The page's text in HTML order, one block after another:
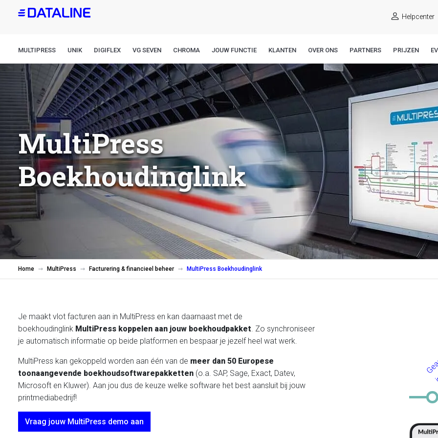
Overslaan
inhoud
gaan
Helpcenter
MULTIPRESS UNIK DIGIFLEX VG SEVEN CHROMA JOUW FUNCTIE KLANTEN OVER ONS PARTNERS PRIJZEN
MultiPress
Boekhoudinglink
Home MultiPress Facturering & financieel beheer MultiPress Boekhoudinglink
Je maakt vlot facturen aan in MultiPress en kan daarnaast met de
boekhoudinglink MultiPress koppelen aan jouw boekhoudpakket. Zo synchroniseer
je automatisch informatie op beide platformen en bespaar je jezelf heel wat werk.
MultiPress kan gekoppeld worden aan één van de meer dan 50 Europese
toonaangevende boekhoudsoftwarepakketten (o.a. SAP, Sage, Exact, Datev,
Microsoft en Kluwer). Aan jou dus de keuze welke software het best aansluit bij jouw
printmediabedrijf!
Vraag jouw MultiPress demo aan